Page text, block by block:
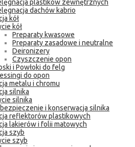
plastików zewnętrznych
dachów kabrio
kół
kół
Preparaty kwasowe
Preparaty zasadowe i neutralne
Deironizery
Czyszczenie opon
i Powłoki do felg
do opon
metalu i chromu
silnika
silnika
i konserwacja silnika
reflektorów plastikowych
lakierów i folii matowych
szyb
szyb